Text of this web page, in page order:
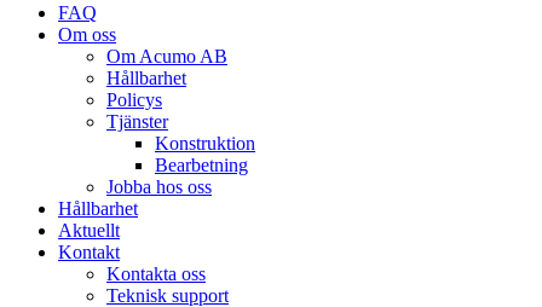
FAQ
Om oss
Om Acumo AB
Hållbarhet
Policys
Tjänster
Konstruktion
Bearbetning
Jobba hos oss
Hållbarhet
Aktuellt
Kontakt
Kontakta oss
Teknisk support